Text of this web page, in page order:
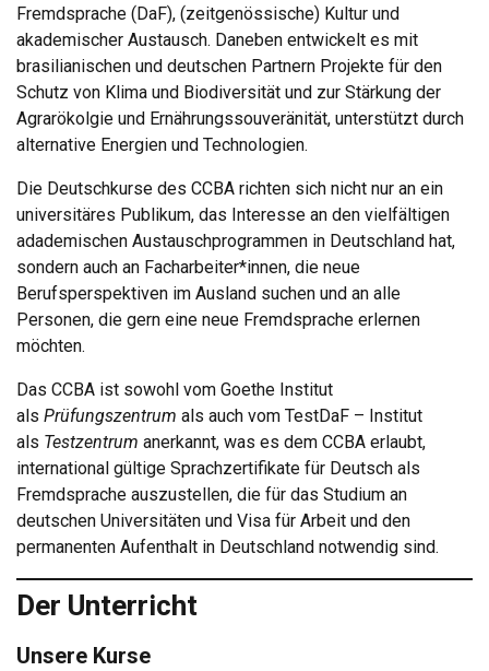
Fremdsprache (DaF), (zeitgenössische) Kultur und
akademischer Austausch. Daneben entwickelt es mit
brasilianischen und deutschen Partnern Projekte für den
Schutz von Klima und Biodiversität und zur Stärkung der
Agrarökolgie und Ernährungssouveränität, unterstützt durch
alternative Energien und Technologien.
Die Deutschkurse des CCBA richten sich nicht nur an ein
universitäres Publikum, das Interesse an den vielfältigen
adademischen Austauschprogrammen in Deutschland hat,
sondern auch an Facharbeiter*innen, die neue
Berufsperspektiven im Ausland suchen und an alle
Personen, die gern eine neue Fremdsprache erlernen
möchten.
Das CCBA ist sowohl vom Goethe Institut
als Prüfungszentrum als auch vom TestDaF – Institut
als Testzentrum anerkannt, was es dem CCBA erlaubt,
international gültige Sprachzertifikate für Deutsch als
Fremdsprache auszustellen, die für das Studium an
deutschen Universitäten und Visa für Arbeit und den
permanenten Aufenthalt in Deutschland notwendig sind.
Der Unterricht
Unsere Kurse